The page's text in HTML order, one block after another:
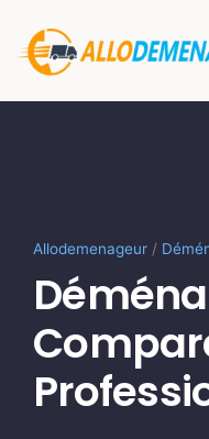
contenu
Allodemenageur /